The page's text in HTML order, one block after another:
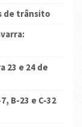
de trânsito
23 e 24 de
B-23 e C-32